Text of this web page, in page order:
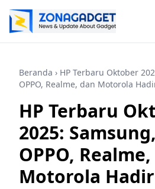
Beranda › HP Terbaru Oktober
OPPO, Realme, dan Motorola
HP Terbaru
2025:
OPPO,
Motorola Hadir